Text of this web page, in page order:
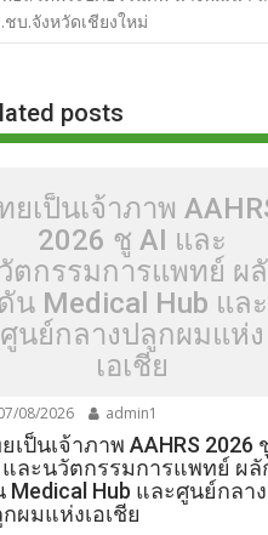
b
o
k
er di g
ง
ชบ.จังหวัดเชียงใหม่
posts
ยเป็นเจ้าภาพ
2026 ชู AI และ
ตกรรมการแพทย์ ผ
ดัน Medical Hub และ
ศูนย์กลางปลูกผมแห่ง
เอเชีย
08/2026 admin1
เป็นเจ้าภาพ AAHRS 2026
และนวัตกรรมการแพทย์ ผลั
Medical Hub และศูนย์กลาง
ผมแห่งเอเชีย